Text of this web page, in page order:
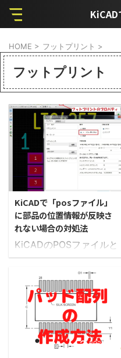
HOME > フットプリント >
フットプリント
KiCADで「posファイル」
に部品の位置情報が反映さ
れない場合の対処法
KiCADのPOSファイルと
は？ KiCADで基板を設
計し、基板製造を依頼す
る際に拡張子が「.pos」
のポジションファイルを
送付する必要がありま
す。 このファイルは部品
実装を機械（マウンタ）
2021/6/15